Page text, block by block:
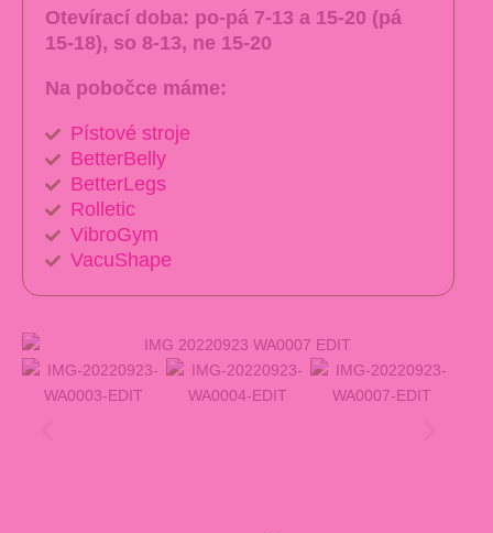
Otevírací doba: po-pá 7-13 a 15-20 (pá
15-18), so 8-13, ne 15-20
Na pobočce máme:
Pístové stroje
BetterBelly
BetterLegs
Rolletic
VibroGym
VacuShape